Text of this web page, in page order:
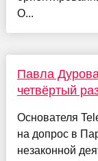
О...
Павла
четвёртый
Основателя
на допрос в
незаконной